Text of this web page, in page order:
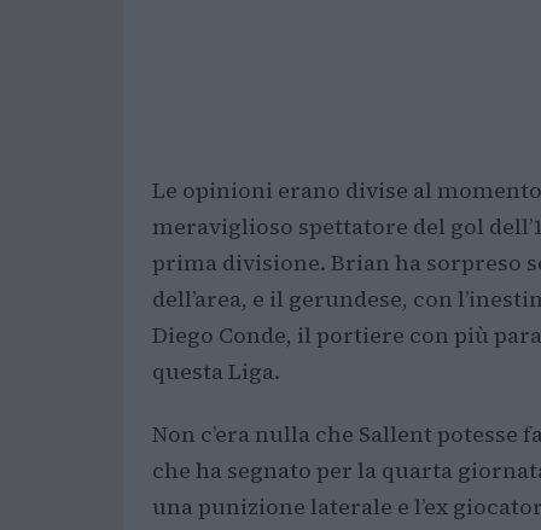
Le opinioni erano divise al
meraviglioso spettatore del gol
prima divisione. Brian ha sorpreso
dell’area, e il gerundese, con
Diego Conde, il portiere con più
questa Liga.
Non c’era nulla che Sallent potesse
che ha segnato per la quarta
una punizione laterale e l’ex